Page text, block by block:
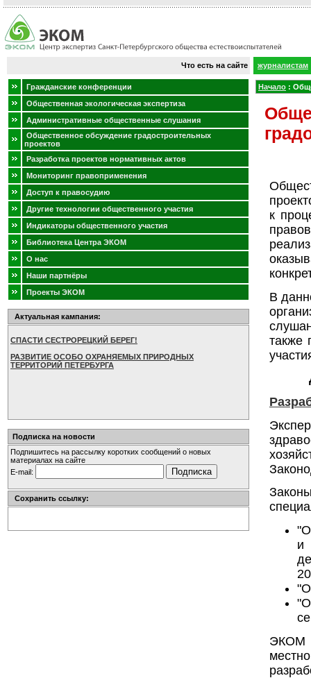
Что есть на сайте журналистам
Гражданские конференции
Общественная экологическая экспертиза
Административные общественные слушания
Общественное обсуждение градостроительных
проектов
Разработка проектов нормативных актов
Мониторинг правоприменения
Доступ к правосудию
Другие технологии общественного участия
Индикаторы общественного участия
Библиотека Центра ЭКОМ
О нас
Наши партнёры
Проекты ЭКОМ
Актуальная кампания:
СПАСТИ СЕСТРОРЕЦКИЙ БЕРЕГ!
РАЗВИТИЕ ОСОБО ОХРАНЯЕМЫХ ПРИРОДНЫХ
ТЕРРИТОРИЙ ПЕТЕРБУРГА
Подписка на новости
Подпишитесь на рассылку коротких сообщений о новых
материалах на сайте
E-mail:
Сохранить ссылку:
Начало :
к
В
также
"О
и
ЭКОМ